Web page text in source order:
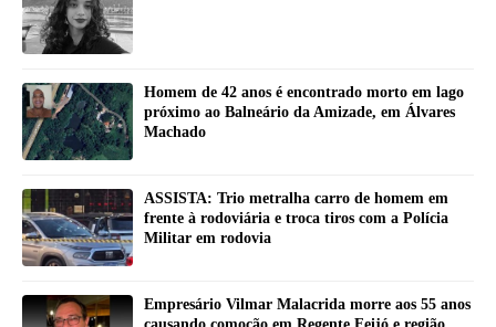
Homem de 42 anos é encontrado morto em lago
próximo ao Balneário da Amizade, em Álvares
Machado
ASSISTA: Trio metralha carro de homem em
frente à rodoviária e troca tiros com a Polícia
Militar em rodovia
Empresário Vilmar Malacrida morre aos 55 anos